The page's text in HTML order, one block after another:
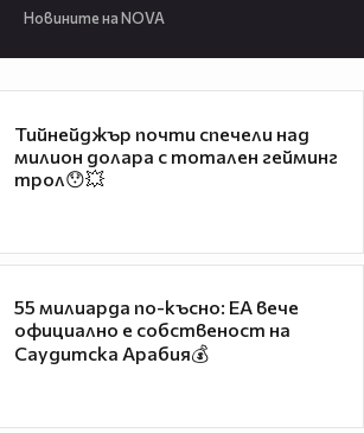
Новините на NOVA
Тийнейджър почти спечели над
милион долара с тотален гейминг
трол😯💥
55 милиарда по-късно: EA вече
официално е собственост на
Саудитска Арабия💰